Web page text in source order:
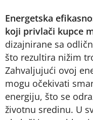
Energetska
koji privlači kupce
dizajnirane sa
što rezultira nižim
Zahvaljujući ovoj
mogu očekivati
energiju, što se
životnu sredinu. U